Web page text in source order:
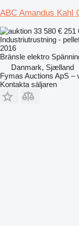
ABC Amandus Kahl
33 580 € 251
Industriutrustning -
2016
Bränsle elektro
Danmark, Sjælland
Fymas Auctions ApS –
Kontakta säljaren